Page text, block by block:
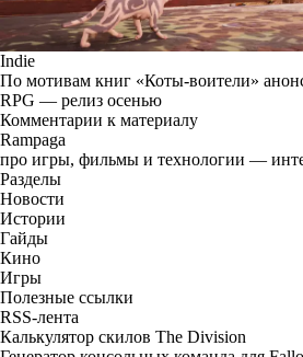
Indie
По мотивам книг «Коты-воители»
RPG — релиз осенью
Комментарии к материалу
Rampaga
про игры, фильмы и технологии —
Разделы
Новости
Истории
Гайды
Кино
Игры
Полезные ссылки
RSS-лента
Калькулятор скилов The Division